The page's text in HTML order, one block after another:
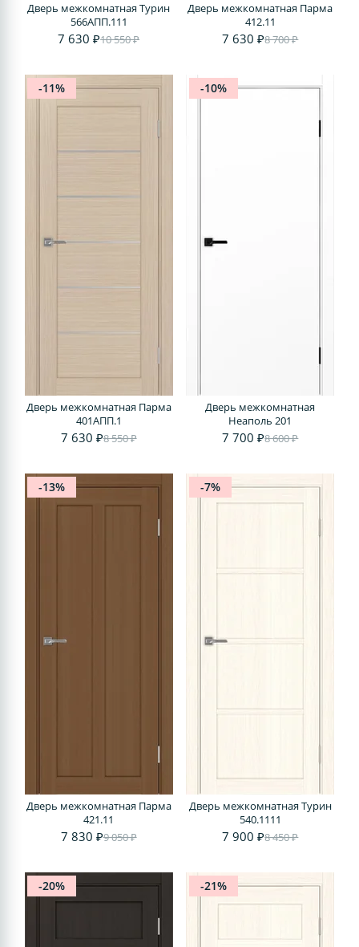
Дверь межкомнатная Турин
566АПП.111
7 630 ₽10 550 ₽
Дверь межкомнатная Парма
412.11
7 630 ₽8 700 ₽
-11%
Дверь межкомнатная Парма
401АПП.1
7 630 ₽8 550 ₽
-10%
Дверь межкомнатная
Неаполь 201
7 700 ₽8 600 ₽
-13%
Дверь межкомнатная Парма
421.11
7 830 ₽9 050 ₽
-7%
Дверь межкомнатная Турин
540.1111
7 900 ₽8 450 ₽
-20% -21%